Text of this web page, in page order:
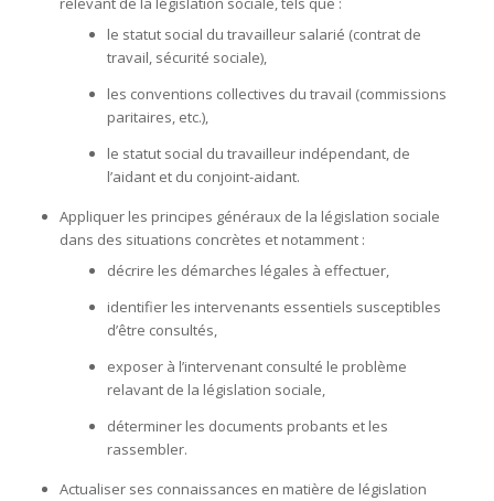
le statut social du travailleur salarié (contrat de
travail, sécurité sociale),
les conventions collectives du travail (commissions
paritaires, etc.),
le statut social du travailleur indépendant, de
l’aidant et du conjoint-aidant.
Appliquer les principes généraux de la législation sociale
dans des situations concrètes et notamment :
décrire les démarches légales à effectuer,
identifier les intervenants essentiels susceptibles
d’être consultés,
exposer à l’intervenant consulté le problème
relavant de la législation sociale,
déterminer les documents probants et les
rassembler.
Actualiser ses connaissances en matière de législation